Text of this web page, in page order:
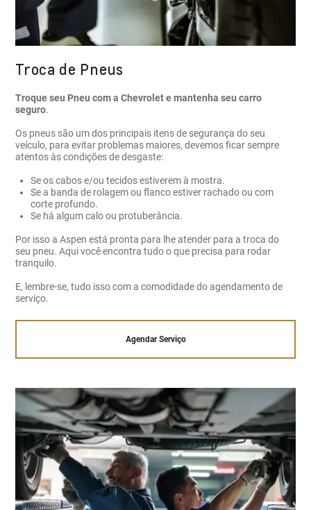
Troca de Pneus
Troque seu Pneu com a Chevrolet e mantenha seu carro
seguro.
Os pneus são um dos principais itens de segurança do seu
veículo, para evitar problemas maiores, devemos ficar sempre
atentos às condições de desgaste:
Se os cabos e/ou tecidos estiverem à mostra.
Se a banda de rolagem ou flanco estiver rachado ou com
corte profundo.
Se há algum calo ou protuberância.
Por isso a Aspen está pronta para lhe atender para a troca do
seu pneu. Aqui você encontra tudo o que precisa para rodar
tranquilo.
E, lembre-se, tudo isso com a comodidade do agendamento de
serviço.
Agendar Serviço